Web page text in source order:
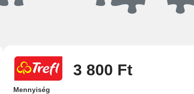
3 800 Ft
Mennyiség